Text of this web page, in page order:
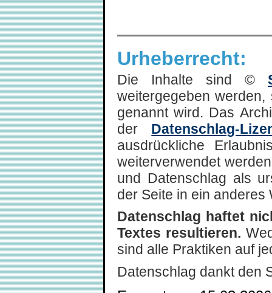
Urheberrecht:
Die Inhalte sind ©
weitergegeben
genannt wird. Das
der Datenschlag-
ausdrückliche
weiterverwendet
und Datenschlag als
der Seite in ein
Datenschlag haftet
Textes resultieren.
sind alle Praktiken auf
Datenschlag dankt den